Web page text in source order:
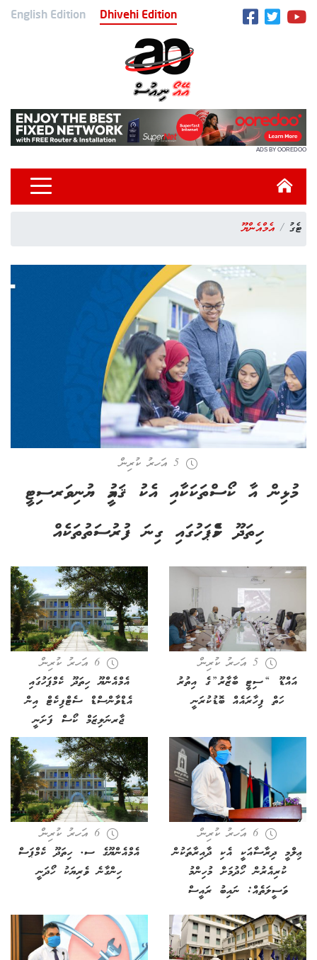
English Edition Dhivehi Edition
ADS BY OOREDOO
ޓެގު އެމްއެންޔޫ
5 އަހރު ކުރިން
މުޅިން އާ ކޯސްތަކަކާއި އެކު ޤައުމީ ޔުނިވަރސިޓީ
ހިތަދޫ ކެމްޕަހުގައި ގިނަ ފުރުސަތުތަކެއް
5 އަހރު ކުރިން
އައްޑޫ “ސިޓީ ބާޒާރު”ގެ އިތުރު
ހަތް ފިހާރައެއް ބޮޑުކުރަނީ
6 އަހރު ކުރިން
އެމްއެންޔޫ ހިތަދޫ ކެމްޕަހުގައި
އެޑްވާންސްޑް ސެޓްފިކެޓް އިން
ޖާރނަލިޒަމް ކޯސް ފަށަނީ
6 އަހރު ކުރިން
ޢިލްމީ ދިރާސާއަކީ އެކި ދާއިރާތަކުން
ކުރިއެރުން ހޯދުމަށް މުހިންމު
ވަސީލަތެއް: ނައިބު ރައީސް
6 އަހރު ކުރިން
އެމްއެންޔޫގެ ސ. ހިތަދޫ ކެމްޕަސް
ހިންގާނެ ވެރިޔަކު ހޯދަނީ